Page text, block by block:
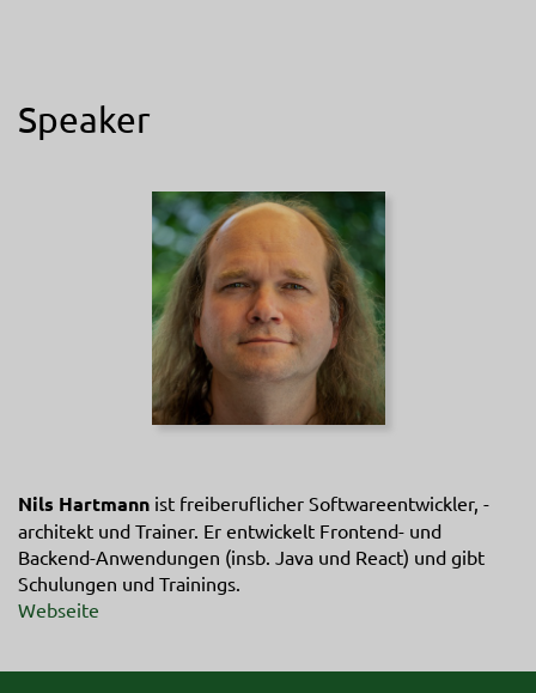
Speaker
Nils Hartmann ist freiberuflicher Softwareentwickler, -
architekt und Trainer. Er entwickelt Frontend- und
Backend-Anwendungen (insb. Java und React) und gibt
Schulungen und Trainings.
Webseite